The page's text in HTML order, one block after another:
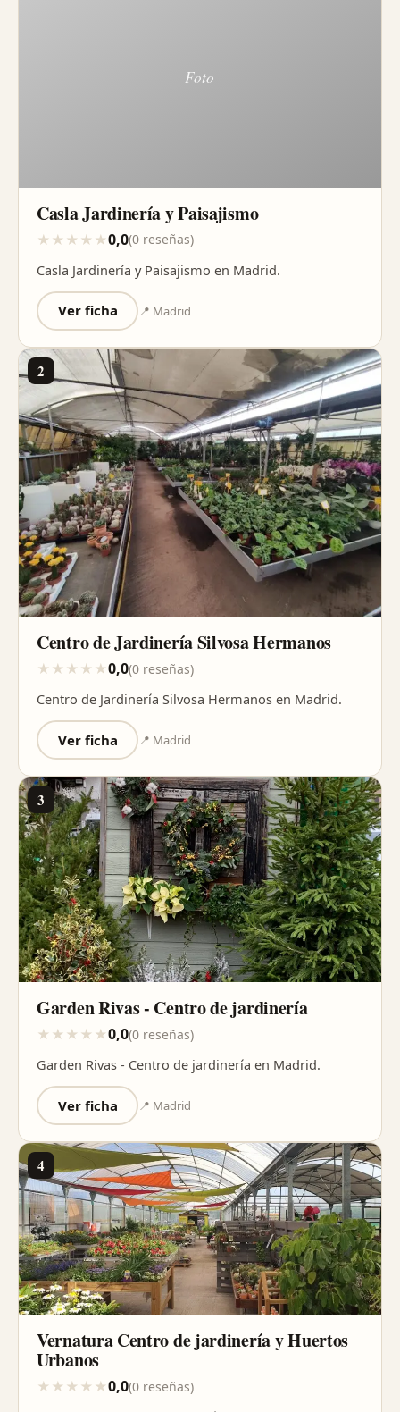
Casla Jardinería y Paisajismo
★ ★ ★ ★ ★0,0(0 reseñas)
Casla Jardinería y Paisajismo en Madrid.
Ver ficha 📍 Madrid
2
Centro de Jardinería Silvosa Hermanos
★ ★ ★ ★ ★0,0(0 reseñas)
Centro de Jardinería Silvosa Hermanos en Madrid.
Ver ficha 📍 Madrid
3
Garden Rivas - Centro de jardinería
★ ★ ★ ★ ★0,0(0 reseñas)
Garden Rivas - Centro de jardinería en Madrid.
Ver ficha 📍 Madrid
4
Vernatura Centro de jardinería y Huertos
Urbanos
★ ★ ★ ★ ★0,0(0 reseñas)